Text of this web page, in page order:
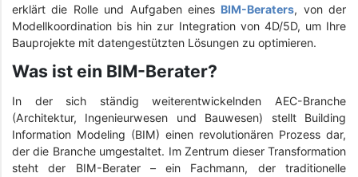
erklärt die Rolle und Aufgaben eines BIM-Beraters, von der
Modellkoordination bis hin zur Integration von 4D/5D, um Ihre
Bauprojekte mit datengestützten Lösungen zu optimieren.
Was ist ein BIM-Berater?
In der sich ständig weiterentwickelnden AEC-Branche
(Architektur, Ingenieurwesen und Bauwesen) stellt Building
Information Modeling (BIM) einen revolutionären Prozess dar,
der die Branche umgestaltet. Im Zentrum dieser Transformation
steht der BIM-Berater – ein Fachmann, der traditionelle